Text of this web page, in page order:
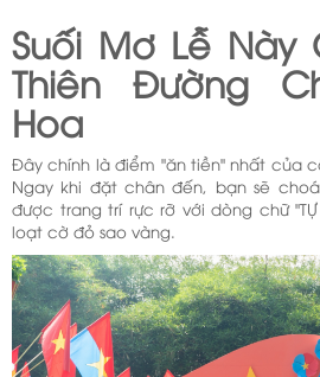
Suối Mơ Lễ Này
Thiên Đường
Hoa
Đây chính là điểm "ăn tiền" nhất của
Ngay khi đặt chân đến, bạn sẽ
được trang trí rực rỡ với dòng chữ "TỰ
loạt cờ đỏ sao vàng.